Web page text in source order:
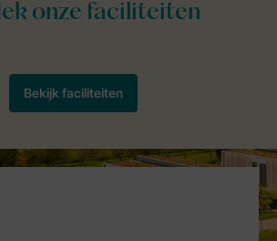
Service Rating from our guests